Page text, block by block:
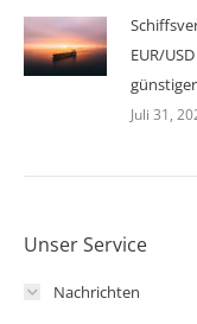
EUR/
Juli 31,
Unser Service
Nachrichten